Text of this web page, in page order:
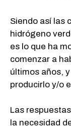
Siendo así las
hidrógeno
es lo que ha
comenzar a
últimos años,
producirlo y/o
Las
la necesidad